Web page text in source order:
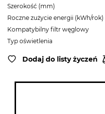
Szerokość (mm)
Roczne zużycie energii (kWh/rok)
Kompatybilny filtr węglowy
Typ oświetlenia
Dodaj do listy życzeń